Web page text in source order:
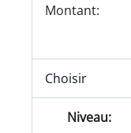
Choisir